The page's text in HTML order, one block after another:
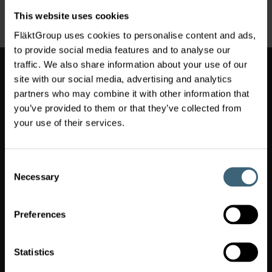
This website uses cookies
FläktGroup uses cookies to personalise content and ads,
to provide social media features and to analyse our
traffic. We also share information about your use of our
site with our social media, advertising and analytics
partners who may combine it with other information that
you’ve provided to them or that they’ve collected from
your use of their services.
Selection
Necessary
Preferences
Statistics
Přepnout trh
Přepnout trh
(Czech Republic)
FläktGroup Czech Republic a.s.
Slovanská 781
+420 800 021 091
Všeobecné obchodní podmínky FläktGroup Czech Republic
a.s. for the Purchase of Goods and Services – EN
Všeobecné obchodní podmínky FläktGroup Czech Republic